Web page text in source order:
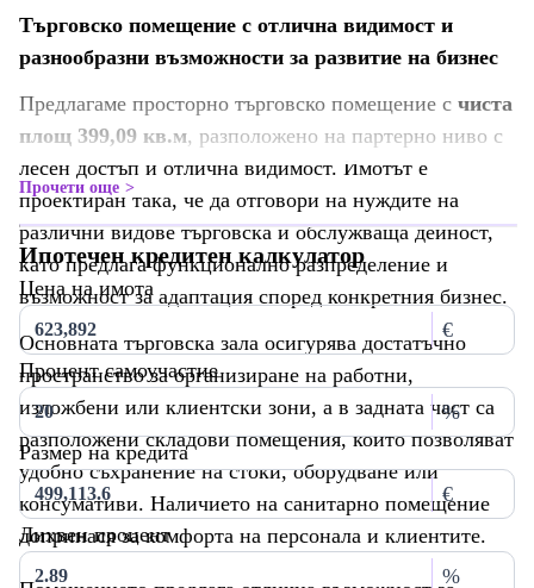
Търговско помещение с отлична видимост и
разнообразни възможности за развитие на бизнес
Предлагаме просторно търговско помещение с чиста
площ 399,09 кв.м, разположено на партерно ниво с
лесен достъп и отлична видимост. Имотът е
проектиран така, че да отговори на нуждите на
различни видове търговска и обслужваща дейност,
като предлага функционално разпределение и
възможност за адаптация според конкретния бизнес.
Основната търговска зала осигурява достатъчно
пространство за организиране на работни,
изложбени или клиентски зони, а в задната част са
разположени складови помещения, които позволяват
удобно съхранение на стоки, оборудване или
консумативи. Наличието на санитарно помещение
допринася за комфорта на персонала и клиентите.
Прочети още
Ипотечен кредитен калкулатор
Цена на имота
€
Процент самоучастие
%
Размер на кредита
€
Лихвен процент
%